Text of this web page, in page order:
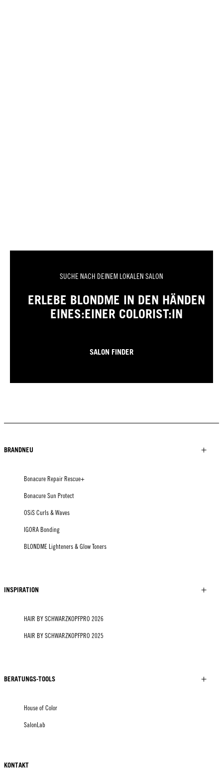
SUCHE NACH DEINEM LOKALEN SALON
ERLEBE BLONDME IN DEN HÄNDEN
EINES:EINER COLORIST:IN
SALON FINDER
BRANDNEU
Bonacure Repair Rescue+
Bonacure Sun Protect
OSiS Curls & Waves
IGORA Bonding
BLONDME Lighteners & Glow Toners
INSPIRATION
HAIR BY SCHWARZKOPFPRO 2026
HAIR BY SCHWARZKOPFPRO 2025
BERATUNGS-TOOLS
House of Color
SalonLab
KONTAKT